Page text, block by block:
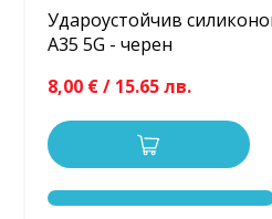
Удароустойчив
A35 5G - черен
8,00 € / 15.65 лв.